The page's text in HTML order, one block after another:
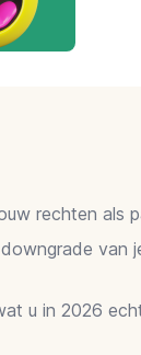
rechten als
van
u in 2026